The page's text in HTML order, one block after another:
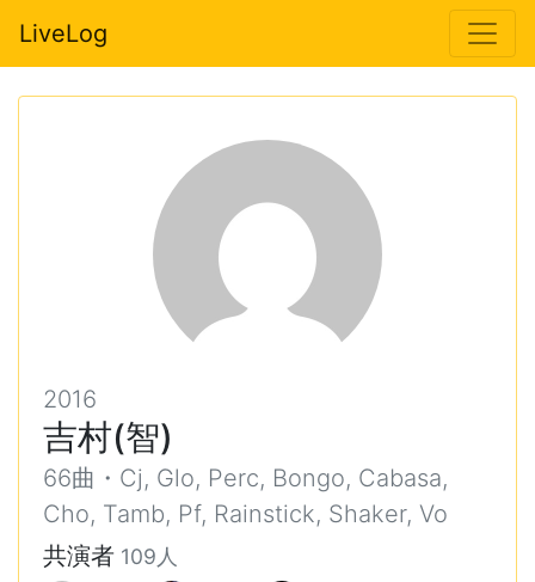
LiveLog
2016
吉村(智)
66曲・Cj, Glo, Perc, Bongo, Cabasa,
Cho, Tamb, Pf, Rainstick, Shaker, Vo
共演者 109人